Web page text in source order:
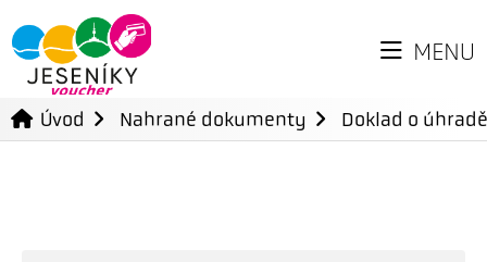
MENU
Úvod Nahrané dokumenty Doklad o